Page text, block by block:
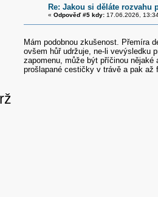
Re: Jakou si děláte
« Odpověď #5 kdy:17.06.2026,
Mám podobnou zkušenost. Přemíra
ovšem hůř udržuje, ne-li vevýsledku
zapomenu, může být příčinou
prošlapané cestičky v trávě a pak až